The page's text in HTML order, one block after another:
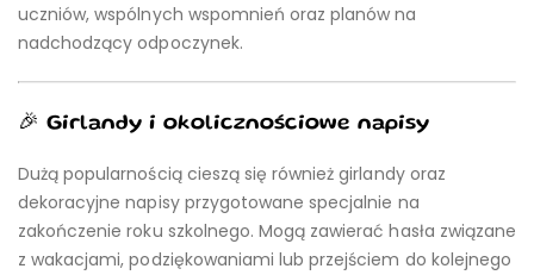
uczniów, wspólnych wspomnień oraz planów na
nadchodzący odpoczynek.
🎉 Girlandy i okolicznościowe napisy
Dużą popularnością cieszą się również girlandy oraz
dekoracyjne napisy przygotowane specjalnie na
zakończenie roku szkolnego. Mogą zawierać hasła związane
z wakacjami, podziękowaniami lub przejściem do kolejnego